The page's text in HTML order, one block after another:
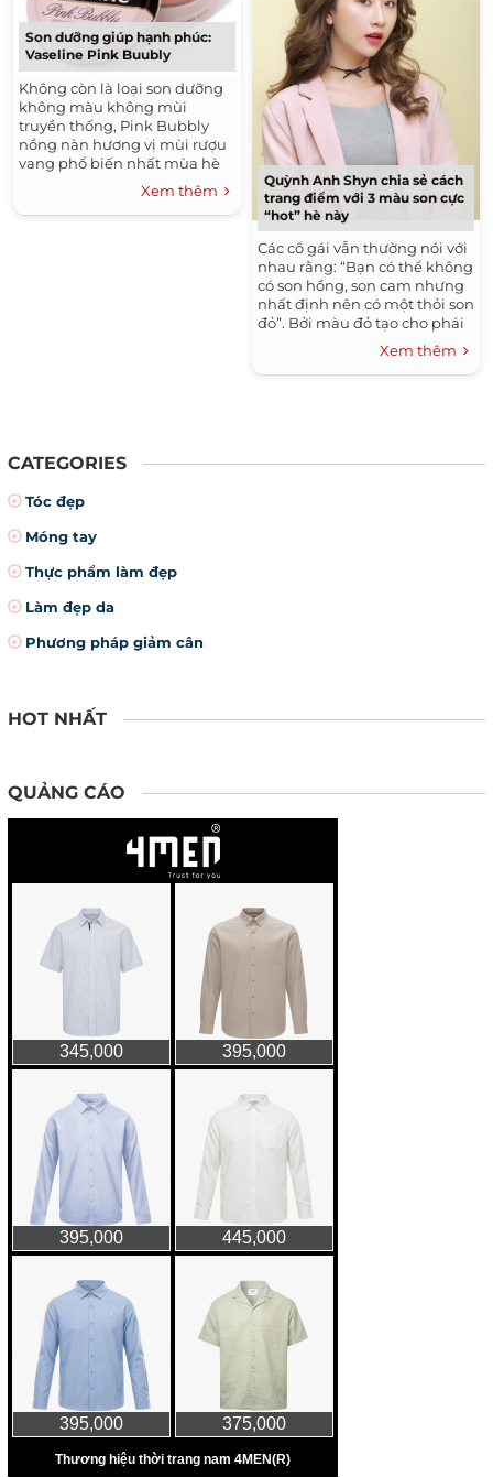
Son dưỡng giúp hạnh phúc:
Vaseline Pink Buubly
Không còn là loại son dưỡng
không màu không mùi
truyền thống, Pink Bubbly
nồng nàn hương vị mùi rượu
vang phổ biến nhất mùa hè
"Rose" với màu hồng nhẹ
Xem thêm
Quỳnh Anh Shyn chia sẻ cách
trang điểm với 3 màu son cực
“hot” hè này
Các cô gái vẫn thường nói với
nhau rằng: “Bạn có thể không
có son hồng, son cam nhưng
nhất định nên có một thỏi son
đỏ”. Bởi màu đỏ tạo cho phái
đẹp một vẻ nổi bật và quyến
rũ đến lạ kì. Cũng chính vì
vậy, đây luôn là màu son
Xem thêm
CATEGORIES
Tóc đẹp
Móng tay
Thực phẩm làm đẹp
Làm đẹp da
Phương pháp giảm cân
HOT NHẤT
QUẢNG CÁO